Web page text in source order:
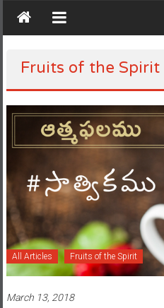
Fruits of the Spirit
All Articles Fruits of the Spirit
March 13, 2018